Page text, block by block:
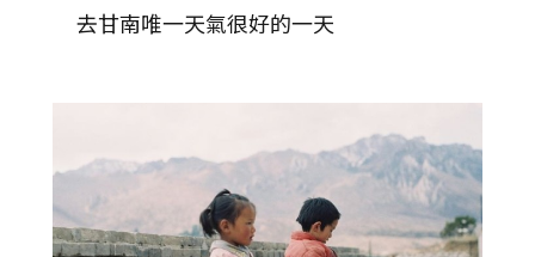
去甘南唯一天氣很好的一天